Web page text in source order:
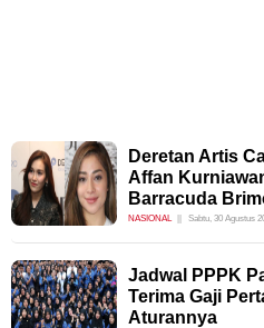
Deretan Artis
Affan
Barracuda
NASIONAL Sabtu, 30 Agustus
Jadwal PPPK
Terima Gaji
Aturannya